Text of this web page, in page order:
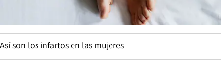
Así son los infartos en las mujeres